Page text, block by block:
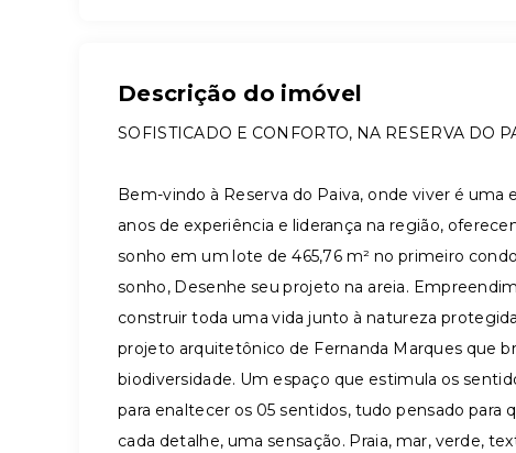
Descrição do imóvel
SOFISTICADO E CONFORTO, NA RESERVA DO
Bem-vindo à Reserva do Paiva, onde viver é uma
anos de experiência e liderança na região,
sonho em um lote de 465,76 m² no primeiro
sonho, Desenhe seu projeto na areia.
construir toda uma vida junto à natureza
projeto arquitetônico de Fernanda Marques que
biodiversidade. Um espaço que estimula os
para enaltecer os 05 sentidos, tudo pensado para
cada detalhe, uma sensação. Praia, mar, verde,